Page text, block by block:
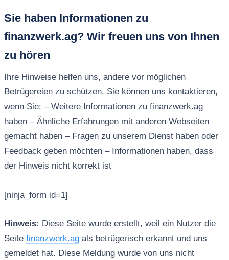
Sie haben Informationen zu
finanzwerk.ag? Wir freuen uns von Ihnen
zu hören
Ihre Hinweise helfen uns, andere vor möglichen
Betrügereien zu schützen. Sie können uns kontaktieren,
wenn Sie: – Weitere Informationen zu finanzwerk.ag
haben – Ähnliche Erfahrungen mit anderen Webseiten
gemacht haben – Fragen zu unserem Dienst haben oder
Feedback geben möchten – Informationen haben, dass
der Hinweis nicht korrekt ist
[ninja_form id=1]
Hinweis: Diese Seite wurde erstellt, weil ein Nutzer die
Seite finanzwerk.agals betrügerisch erkannt und uns
gemeldet hat. Diese Meldung wurde von uns nicht